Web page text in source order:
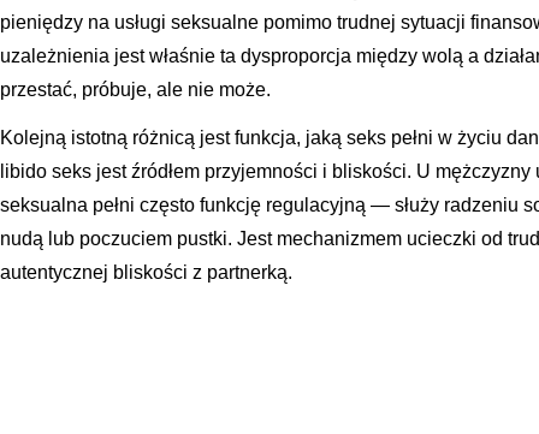
pieniędzy na usługi seksualne pomimo trudnej sytuacji
uzależnienia jest właśnie ta dysproporcja między wolą a
przestać, próbuje, ale nie może.
Kolejną istotną różnicą jest funkcja, jaką seks pełni w życiu
libido seks jest źródłem przyjemności i bliskości. U
seksualna pełni często funkcję regulacyjną — służy radzeniu
nudą lub poczuciem pustki. Jest mechanizmem ucieczki od
autentycznej bliskości z partnerką.